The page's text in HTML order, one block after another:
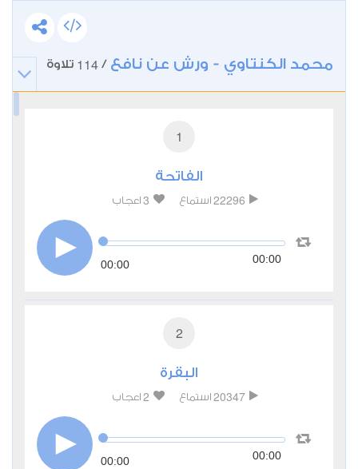
محمد الكنتاوي - ورش عن نافع /
114 تلاوة
1
الفاتحة
22296 استماع 3 اعجاب
00:00 00:00
2
البقرة
20347 استماع 2 اعجاب
00:00 00:00